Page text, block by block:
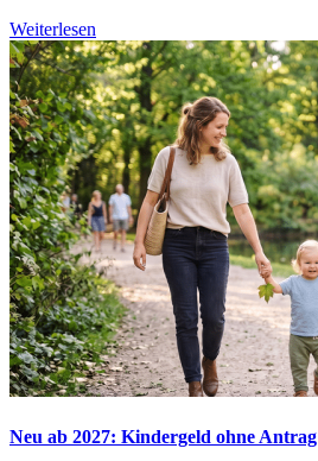
Weiterlesen
Neu ab 2027: Kindergeld ohne Antrag